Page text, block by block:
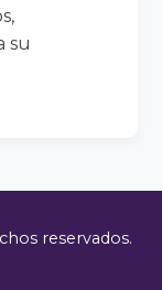
su
reservados.